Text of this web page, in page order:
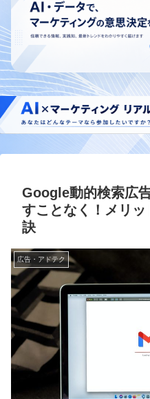
Google動的検索広
すことなく！メリ
訣
広告・アドテク